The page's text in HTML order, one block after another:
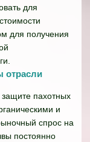
для
для получения
отрасли
защите пахотных
и
спрос на
постоянно